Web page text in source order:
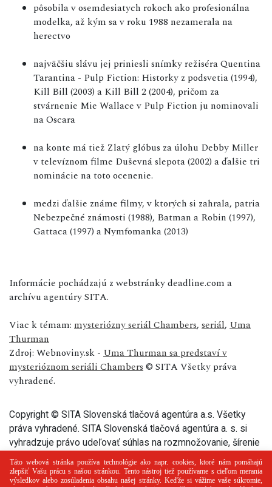
pôsobila v osemdesiatych rokoch ako profesionálna
modelka, až kým sa v roku 1988 nezamerala na
herectvo
najväčšiu slávu jej priniesli snímky režiséra Quentina
Tarantina - Pulp Fiction: Historky z podsvetia (1994),
Kill Bill (2003) a Kill Bill 2 (2004), pričom za
stvárnenie Mie Wallace v Pulp Fiction ju nominovali
na Oscara
na konte má tiež Zlatý glóbus za úlohu Debby Miller
v televíznom filme Duševná slepota (2002) a ďalšie tri
nominácie na toto ocenenie.
medzi ďalšie známe filmy, v ktorých si zahrala, patria
Nebezpečné známosti (1988), Batman a Robin (1997),
Gattaca (1997) a Nymfomanka (2013)
Informácie pochádzajú z webstránky deadline.com a
archívu agentúry SITA.
Viac k témam: mysteriózny seriál Chambers, seriál, Uma
Thurman
Zdroj: Webnoviny.sk - Uma Thurman sa predstaví v
mysterióznom seriáli Chambers© SITA Všetky práva
vyhradené.
Copyright © SITA Slovenská tlačová agentúra a.s. Všetky
práva vyhradené. SITA Slovenská tlačová agentúra a. s. si
vyhradzuje právo udeľovať súhlas na rozmnožovanie, šírenie
a na verejný prenos tohto článku a jeho častí.